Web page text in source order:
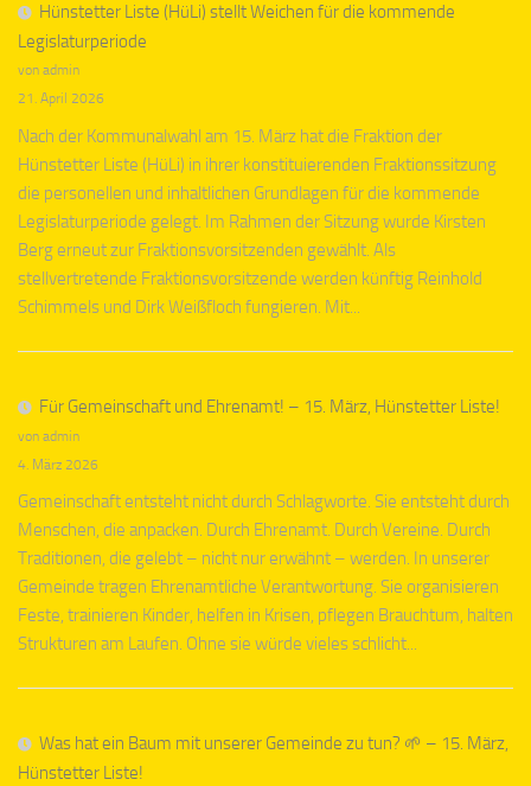
Hünstetter Liste (HüLi) stellt Weichen für die kommende
Legislaturperiode
von admin
21. April 2026
Nach der Kommunalwahl am 15. März hat die Fraktion der
Hünstetter Liste (HüLi) in ihrer konstituierenden Fraktionssitzung
die personellen und inhaltlichen Grundlagen für die kommende
Legislaturperiode gelegt. Im Rahmen der Sitzung wurde Kirsten
Berg erneut zur Fraktionsvorsitzenden gewählt. Als
stellvertretende Fraktionsvorsitzende werden künftig Reinhold
Schimmels und Dirk Weißfloch fungieren. Mit...
Für Gemeinschaft und Ehrenamt! – 15. März, Hünstetter Liste!
von admin
4. März 2026
Gemeinschaft entsteht nicht durch Schlagworte. Sie entsteht durch
Menschen, die anpacken. Durch Ehrenamt. Durch Vereine. Durch
Traditionen, die gelebt – nicht nur erwähnt – werden. In unserer
Gemeinde tragen Ehrenamtliche Verantwortung. Sie organisieren
Feste, trainieren Kinder, helfen in Krisen, pflegen Brauchtum, halten
Strukturen am Laufen. Ohne sie würde vieles schlicht...
Was hat ein Baum mit unserer Gemeinde zu tun? 🌱 – 15. März,
Hünstetter Liste!